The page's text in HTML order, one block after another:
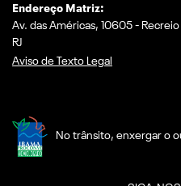
Endereço Matriz:
Av. das Américas, 10605 -
RJ
Aviso de Texto Legal
No trânsito, enxergar o